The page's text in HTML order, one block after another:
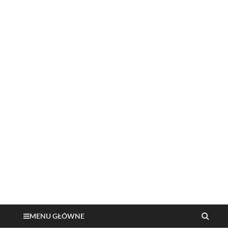
MENU GŁÓWNE